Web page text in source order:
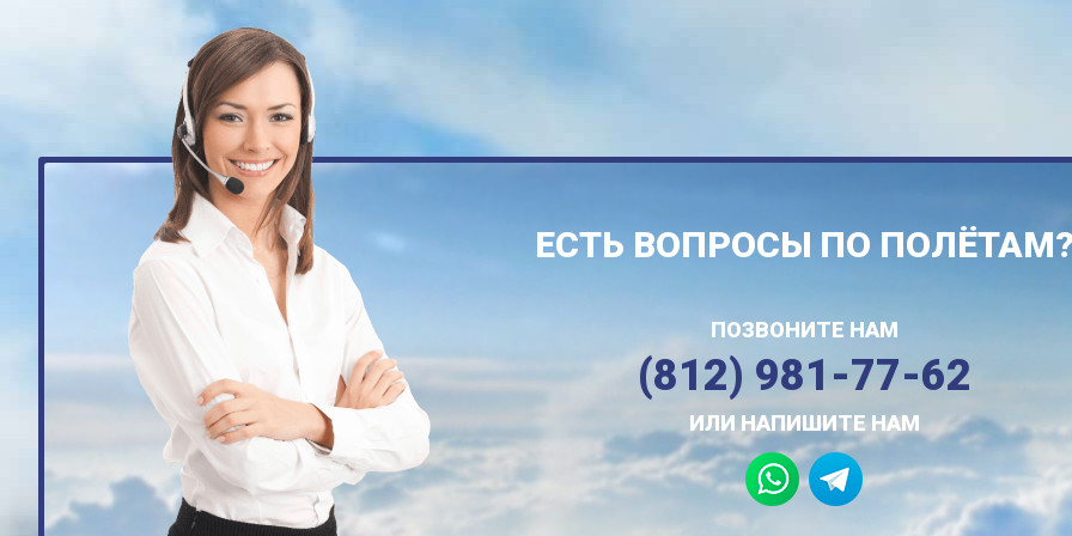
ЕСТЬ ВОПРОСЫ ПО
ПОЗВОНИТЕ НАМ
(812) 981-77-62
ИЛИ НАПИШИТЕ НАМ